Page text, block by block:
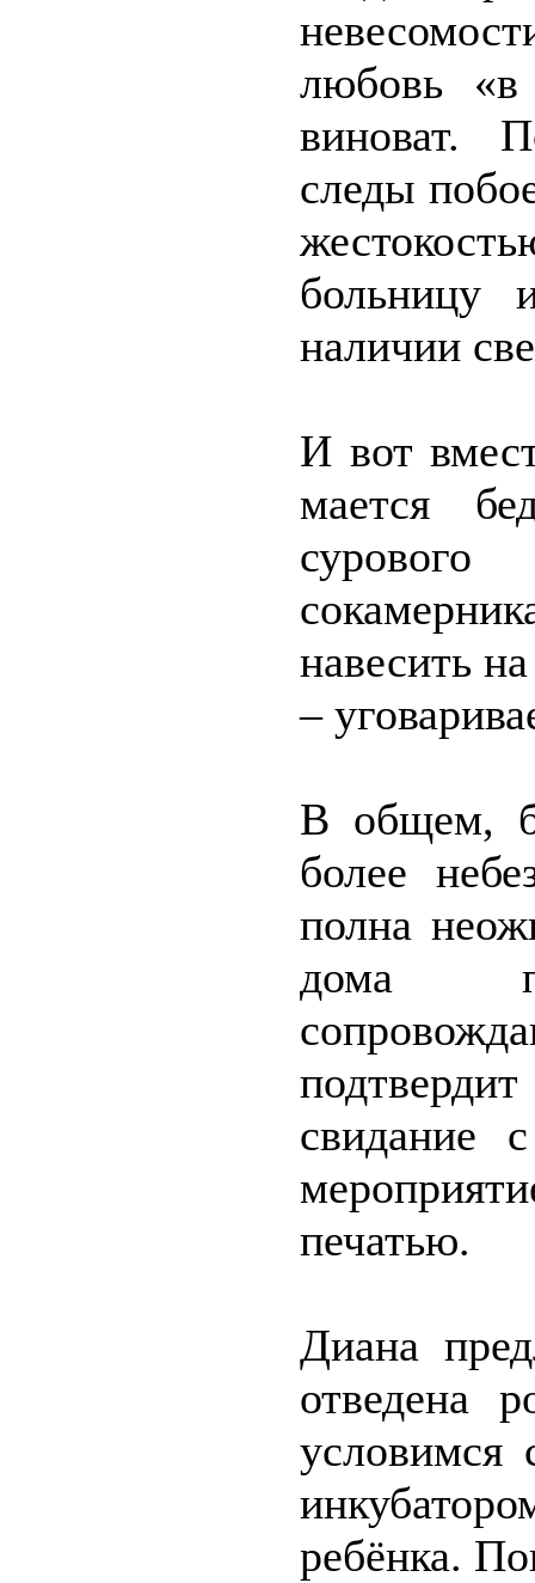
любовь «в
виноват.
следы
больницу
наличии
И вот
мается
навесить
–
В общем,
более
полна
дома
свидание
печатью.
Диана
отведена
условимся
ребёнка.